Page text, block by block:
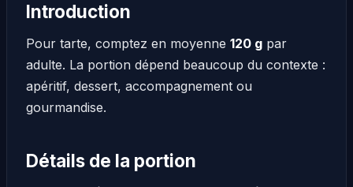
Introduction
Pour tarte, comptez en moyenne 120 g par
adulte. La portion dépend beaucoup du contexte :
apéritif, dessert, accompagnement ou
gourmandise.
Détails de la portion